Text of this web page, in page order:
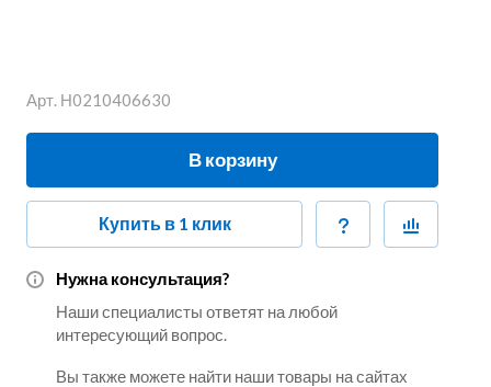
Арт. Н0210406630
В корзину
Купить в 1 клик
Нужна консультация?
Наши специалисты ответят на любой
интересующий вопрос.
Вы также можете найти наши товары на сайтах